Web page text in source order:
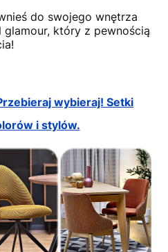
do swojego wnętrza
który z pewnością
wybieraj! Setki
i stylów.